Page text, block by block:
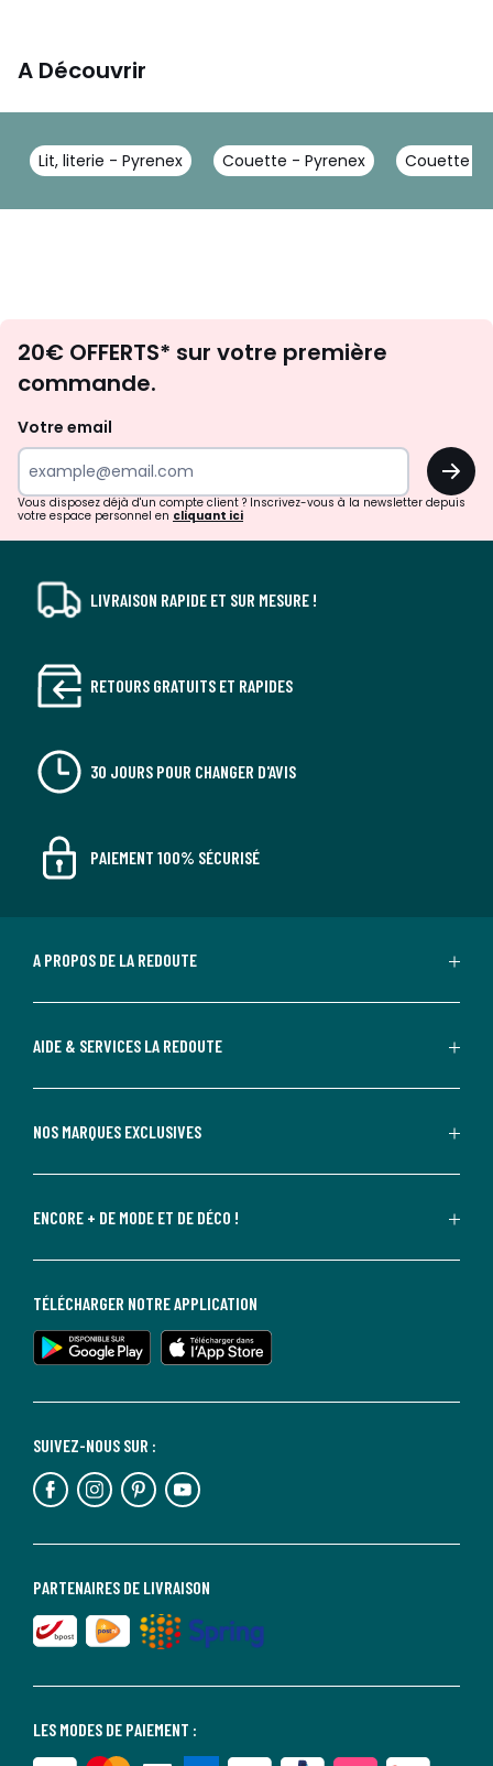
A Découvrir
Lit, literie - Pyrenex Couette - Pyrenex Couette
d'inspirations
surprises?
20€ OFFERTS* sur votre première
commande.
Votre email
OK
Vous disposez déjà d'un compte client ? Inscrivez-vous à la newsletter depuis
votre espace personnel en cliquant ici
LIVRAISON RAPIDE ET SUR MESURE !
RETOURS GRATUITS ET RAPIDES
30 JOURS POUR CHANGER D'AVIS
PAIEMENT 100% SÉCURISÉ
A PROPOS DE LA REDOUTE
AIDE & SERVICES LA REDOUTE
NOS MARQUES EXCLUSIVES
ENCORE + DE MODE ET DE DÉCO !
LES MODES DE PAIEMENT :
PARTENAIRES DE LIVRAISON
SUIVEZ-NOUS SUR :
TÉLÉCHARGER NOTRE APPLICATION